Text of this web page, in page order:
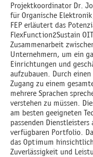
Projektkoordinator Dr.
für Organische
FEP erläutert das
FlexFunction2Sustain
Zusammenarbeit
Unternehmern, um ein
Einrichtungen und
aufzubauen. Durch
Zugang zu einem
mehrere Sprachen
verstehen zu müssen.
am besten geeigneten
passenden
verfügbaren Portfolio.
das Optimum
Zuverlässigkeit und